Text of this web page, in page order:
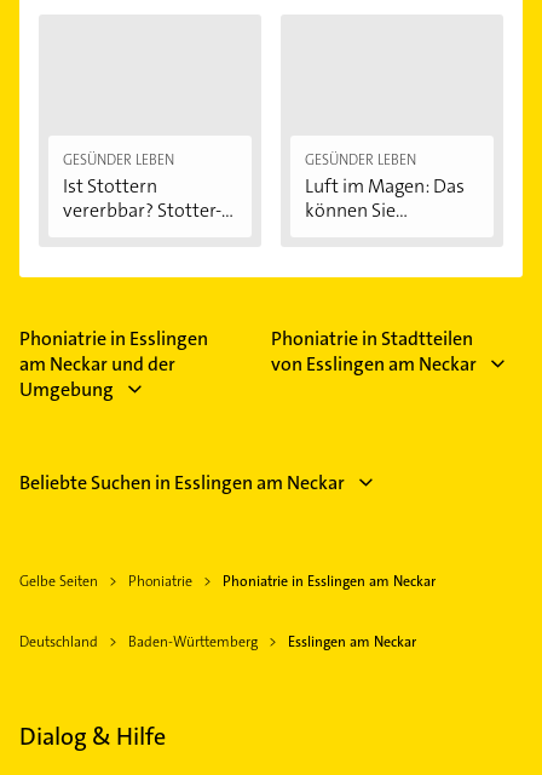
GESÜNDER LEBEN
Ist Stottern
vererbbar? Stotter-
GESÜNDER LEBEN
Luft im Magen: Das
können Sie...
Phoniatrie in Esslingen
am Neckar und der
Umgebung
Phoniatrie in Stadtteilen
von Esslingen am Neckar
Beliebte Suchen in Esslingen am Neckar
Gelbe Seiten Phoniatrie Phoniatrie in Esslingen am Neckar
Deutschland Baden-Württemberg Esslingen am Neckar
Dialog & Hilfe